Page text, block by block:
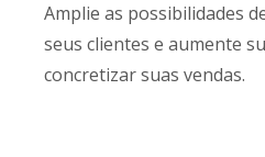
Amplie as possibilidades
seus clientes e aumente
concretizar suas vendas.